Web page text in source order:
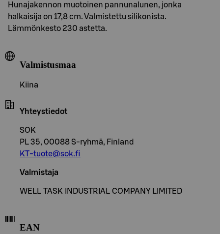
Hunajakennon muotoinen pannunalunen, jonka
halkaisija on 17,8 cm. Valmistettu silikonista.
Lämmönkesto 230 astetta.
Valmistusmaa
Kiina
Yhteystiedot
SOK
PL 35, 00088 S-ryhmä, Finland
KT-tuote@sok.fi
Valmistaja
WELL TASK INDUSTRIAL COMPANY LIMITED
EAN